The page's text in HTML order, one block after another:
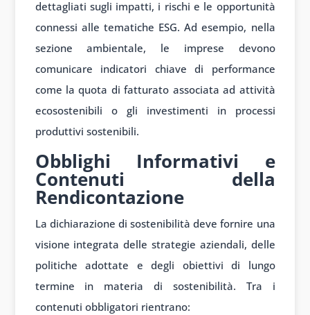
dettagliati sugli impatti, i rischi e le opportunità
connessi alle tematiche ESG. Ad esempio, nella
sezione ambientale, le imprese devono
comunicare indicatori chiave di performance
come la quota di fatturato associata ad attività
ecosostenibili o gli investimenti in processi
produttivi sostenibili.
Obblighi Informativi e
Contenuti della
Rendicontazione
La dichiarazione di sostenibilità deve fornire una
visione integrata delle strategie aziendali, delle
politiche adottate e degli obiettivi di lungo
termine in materia di sostenibilità. Tra i
contenuti obbligatori rientrano: